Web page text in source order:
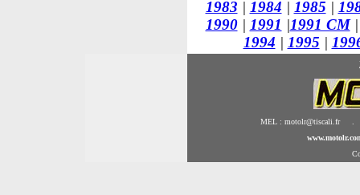
1983 | 1984 | 1985 |
1990| 1991 |1991 CM|
1994 | 1995 |
MEL : motolr@tiscali.fr .